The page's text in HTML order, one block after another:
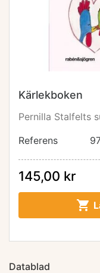
Kärlekboken
Pernilla Stalfelts
Referens
145,00 kr

Datablad